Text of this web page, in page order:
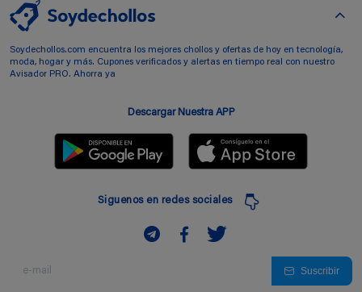
Soydechollos.com encuentra los mejores chollos y ofertas de hoy en tecnología,
moda, hogar y más. Cupones verificados y alertas en tiempo real con nuestro
Avisador PRO. Ahorra ya
Descargar Nuestra APP
Siguenos en redes sociales
Suscribir